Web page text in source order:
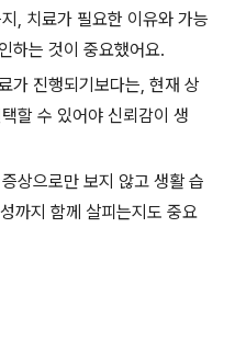
, 치료가 필요한 이유와 가능
하는 것이 중요했어요.
가 진행되기보다는, 현재 상
할 수 있어야 신뢰감이 생
상으로만 보지 않고 생활 습
까지 함께 살피는지도 중요